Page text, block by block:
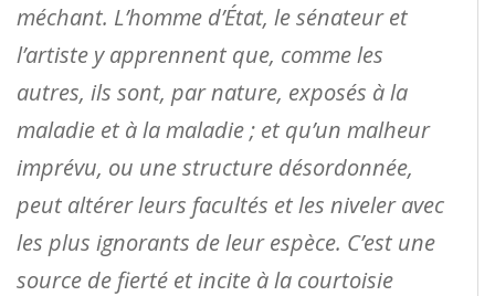
méchant. L’homme d’État, le sénateur et
l’artiste y apprennent que, comme les
autres, ils sont, par nature, exposés à la
maladie et à la maladie ; et qu’un malheur
imprévu, ou une structure désordonnée,
peut altérer leurs facultés et les niveler avec
les plus ignorants de leur espèce. C’est une
source de fierté et incite à la courtoisie